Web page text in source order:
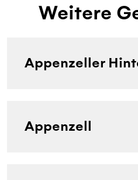
Weitere
Appenzeller
Appenzell